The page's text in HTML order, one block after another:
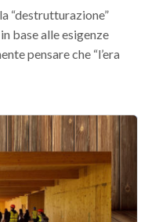
“destrutturazione”
base alle esigenze
pensare che “l’era